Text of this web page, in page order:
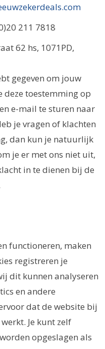
211 7818
62 hs, 1071PD,
gegeven om jouw
deze toestemming op
e-mail te sturen naar
je vragen of klachten
dan kun je natuurlijk
je er met ons niet uit,
in te dienen bij de
functioneren, maken
registreren je
dit kunnen analyseren
en andere
dat de website bij
Je kunt zelf
opgeslagen als